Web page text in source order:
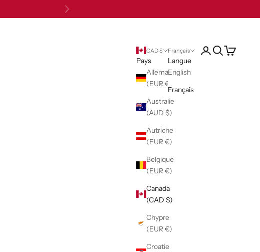
Suivant
CAD $
Pays
Allemagne
(EUR €)
Australie
(AUD $)
Autriche
(EUR €)
Belgique
(EUR €)
Canada
(CAD $)
Chypre
(EUR €)
Croatie
Français
Langue
English
Français
Ouvrir le compte
Ouvrir la
Voir le